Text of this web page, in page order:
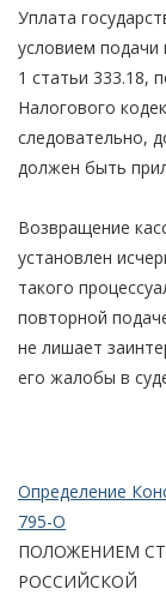
Уплата
условием подачи
1 статьи 333.18,
Налогового
следовательно,
должен быть
Возвращение
установлен
такого
повторной
не лишает
его жалобы в
Определение
795-О
ПОЛОЖЕНИЕМ
РОССИЙСКОЙ